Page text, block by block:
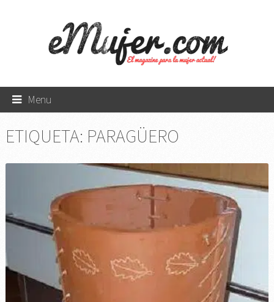
Menu
ETIQUETA: PARAGÜERO